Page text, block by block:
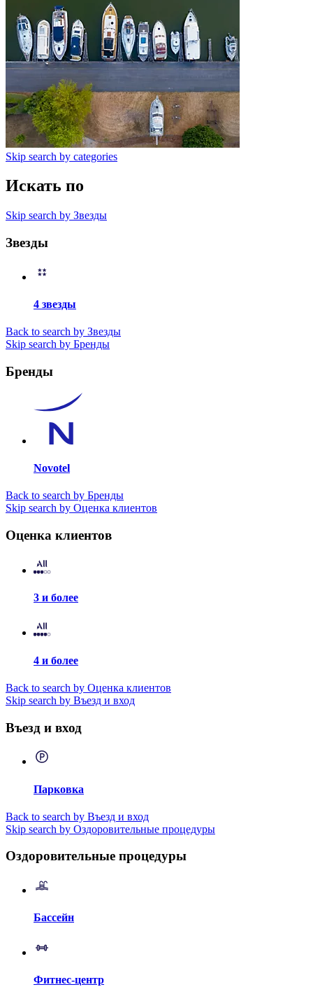
Skip search by categories
Искать по
Skip search by Звезды
Звезды
4 звезды
Back to search by Звезды
Skip search by Бренды
Бренды
Novotel
Back to search by Бренды
Skip search by Оценка клиентов
Оценка клиентов
3 и более
4 и более
Back to search by Оценка клиентов
Skip search by Въезд и вход
Въезд и вход
Парковка
Back to search by Въезд и вход
Skip search by Оздоровительные процедуры
Оздоровительные процедуры
Бассейн
Фитнес-центр